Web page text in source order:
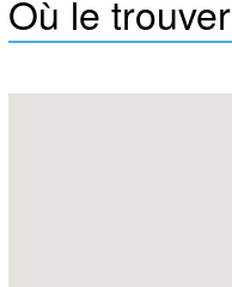
Où le trouver